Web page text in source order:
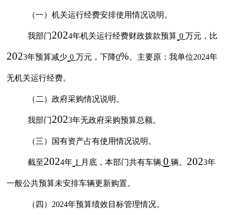
（一）机关运行经费安排使用情况说明。
我部门2024年机关运行经费财政拨款预算 0万元，比
2023年预算减少 0万元，下降0%。主要原 ：我单位2024年
无机关运行经费。
（二）政府采购情况说明。
我部门2023年无政府采购预算总额。
（三）国有资产占有使用情况说明。
截至2024年 1 月底，本部门共有车辆 0 辆。 2023年
一般公共预算未安排车辆更新购置。
（四） 2024年预算绩效目标管理情况。